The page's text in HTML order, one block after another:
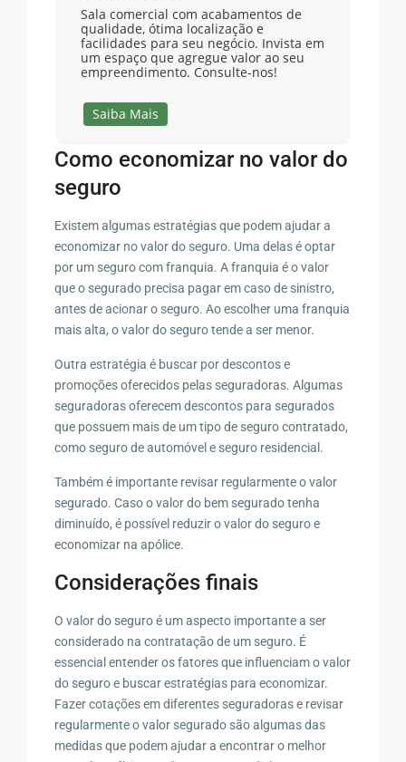
Sala comercial com acabamentos de
qualidade, ótima localização e
facilidades para seu negócio. Invista em
um espaço que agregue valor ao seu
empreendimento. Consulte-nos!
Saiba Mais
Como economizar no valor do
seguro
Existem algumas estratégias que podem ajudar a
economizar no valor do seguro. Uma delas é optar
por um seguro com franquia. A franquia é o valor
que o segurado precisa pagar em caso de sinistro,
antes de acionar o seguro. Ao escolher uma franquia
mais alta, o valor do seguro tende a ser menor.
Outra estratégia é buscar por descontos e
promoções oferecidos pelas seguradoras. Algumas
seguradoras oferecem descontos para segurados
que possuem mais de um tipo de seguro contratado,
como seguro de automóvel e seguro residencial.
Também é importante revisar regularmente o valor
segurado. Caso o valor do bem segurado tenha
diminuído, é possível reduzir o valor do seguro e
economizar na apólice.
Considerações finais
O valor do seguro é um aspecto importante a ser
considerado na contratação de um seguro. É
essencial entender os fatores que influenciam o valor
do seguro e buscar estratégias para economizar.
Fazer cotações em diferentes seguradoras e revisar
regularmente o valor segurado são algumas das
medidas que podem ajudar a encontrar o melhor